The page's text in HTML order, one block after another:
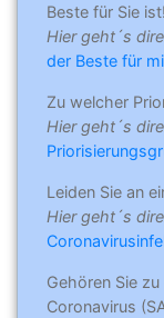
Beste für Sie ist!
Hier geht´s
der Beste für
Zu welcher
Hier geht´s
Leiden Sie an
Hier geht´s
Gehören Sie zu
Coronavirus